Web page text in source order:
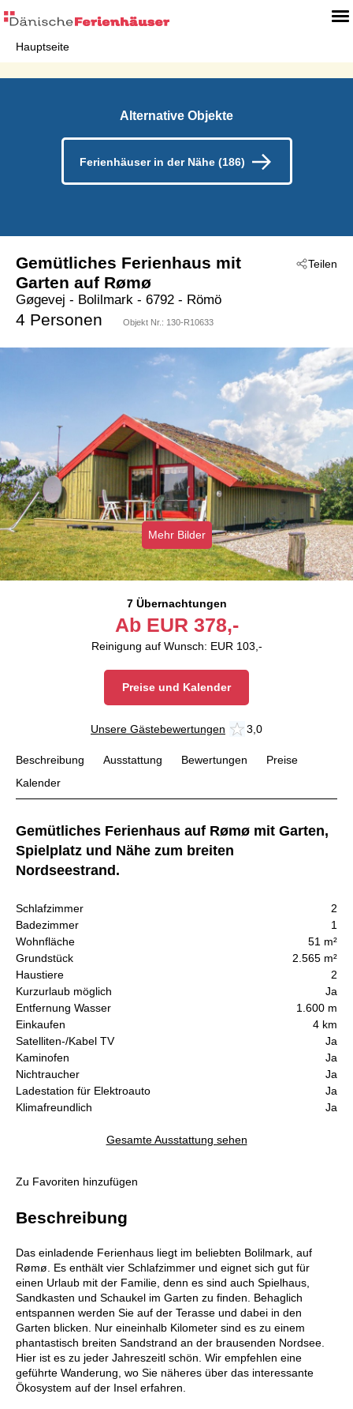
Hauptseite
Alternative Objekte
Ferienhäuser in der Nähe (186)
Teilen
Gemütliches Ferienhaus mit
Garten auf Rømø
Gøgevej - Bolilmark - 6792 - Römö
4 Personen Objekt Nr.: 130-R10633
Mehr Bilder
7 Übernachtungen
Ab EUR 378,-
Reinigung auf Wunsch: EUR 103,-
Preise und Kalender
Unsere Gästebewertungen 3,0
Beschreibung Ausstattung Bewertungen
Preise
Kalender
Gemütliches Ferienhaus auf Rømø mit Garten,
Spielplatz und Nähe zum breiten
Nordseestrand.
Schlafzimmer
2
Badezimmer
1
Wohnfläche
51 m²
Grundstück
2.565 m²
Haustiere
2
Kurzurlaub möglich
Ja
Entfernung Wasser
1.600 m
Einkaufen
4 km
Satelliten-/Kabel TV
Ja
Kaminofen
Ja
Nichtraucher
Ja
Ladestation für Elektroauto
Ja
Klimafreundlich
Ja
Gesamte Ausstattung sehen
Zu Favoriten hinzufügen
Beschreibung
Das einladende Ferienhaus liegt im beliebten Bolilmark, auf
Rømø. Es enthält vier Schlafzimmer und eignet sich gut für
einen Urlaub mit der Familie, denn es sind auch Spielhaus,
Sandkasten und Schaukel im Garten zu finden. Behaglich
entspannen werden Sie auf der Terasse und dabei in den
Garten blicken. Nur eineinhalb Kilometer sind es zu einem
phantastisch breiten Sandstrand an der brausenden Nordsee.
Hier ist es zu jeder Jahreszeitl schön. Wir empfehlen eine
geführte Wanderung, wo Sie näheres über das interessante
Ökosystem auf der Insel erfahren.